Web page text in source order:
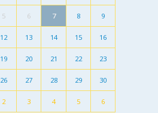
5 6 7 8 9
12 13 14 15 16
19 20 21 22 23
26 27 28 29 30
2 3 4 5 6